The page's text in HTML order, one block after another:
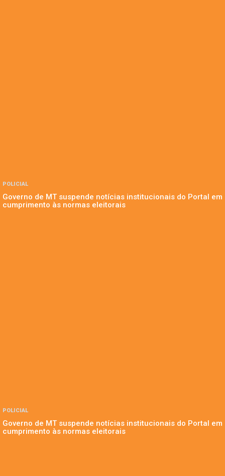
POLICIAL
Governo de MT suspende notícias institucionais do Portal em
cumprimento às normas eleitorais
POLICIAL
Governo de MT suspende notícias institucionais do Portal em
cumprimento às normas eleitorais